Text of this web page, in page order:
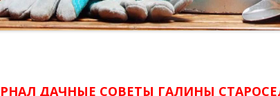
ДАЧНЫЕ СОВЕТЫ ГАЛИНЫ